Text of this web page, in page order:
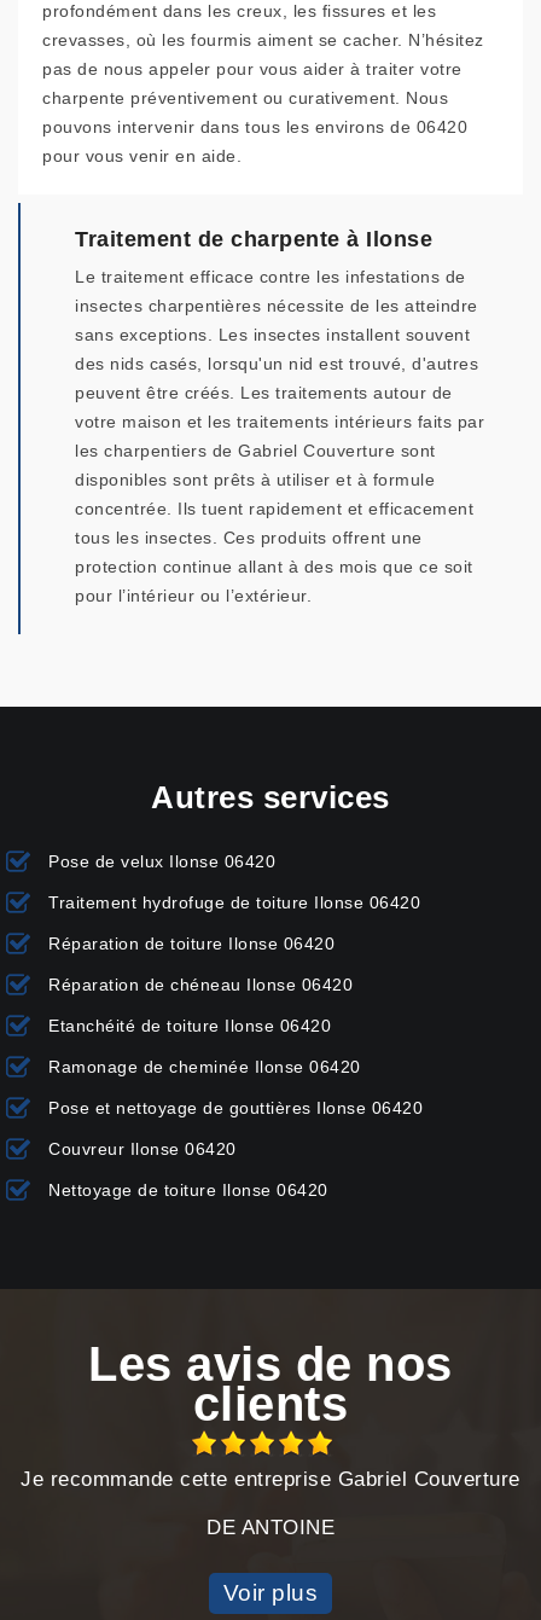
profondément dans les creux, les fissures et les
crevasses, où les fourmis aiment se cacher. N’hésitez
pas de nous appeler pour vous aider à traiter votre
charpente préventivement ou curativement. Nous
pouvons intervenir dans tous les environs de 06420
pour vous venir en aide.
Traitement de charpente à Ilonse
Le traitement efficace contre les infestations de
insectes charpentières nécessite de les atteindre
sans exceptions. Les insectes installent souvent
des nids casés, lorsqu'un nid est trouvé, d'autres
peuvent être créés. Les traitements autour de
votre maison et les traitements intérieurs faits par
les charpentiers de Gabriel Couverture sont
disponibles sont prêts à utiliser et à formule
concentrée. Ils tuent rapidement et efficacement
tous les insectes. Ces produits offrent une
protection continue allant à des mois que ce soit
pour l’intérieur ou l’extérieur.
Autres services
Pose de velux Ilonse 06420
Traitement hydrofuge de toiture Ilonse 06420
Réparation de toiture Ilonse 06420
Réparation de chéneau Ilonse 06420
Etanchéité de toiture Ilonse 06420
Ramonage de cheminée Ilonse 06420
Pose et nettoyage de gouttières Ilonse 06420
Couvreur Ilonse 06420
Nettoyage de toiture Ilonse 06420
Les avis de nos
clients
Je recommande cette entreprise Gabriel Couverture
DE ANTOINE
Voir plus